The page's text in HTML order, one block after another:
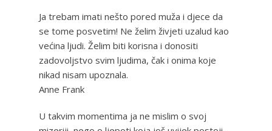
Ja trebam imati nešto pored muža i djece da
se tome posvetim! Ne želim živjeti uzalud kao
većina ljudi. Želim biti korisna i donositi
zadovoljstvo svim ljudima, čak i onima koje
nikad nisam upoznala.
Anne Frank
U takvim momentima ja ne mislim o svoj